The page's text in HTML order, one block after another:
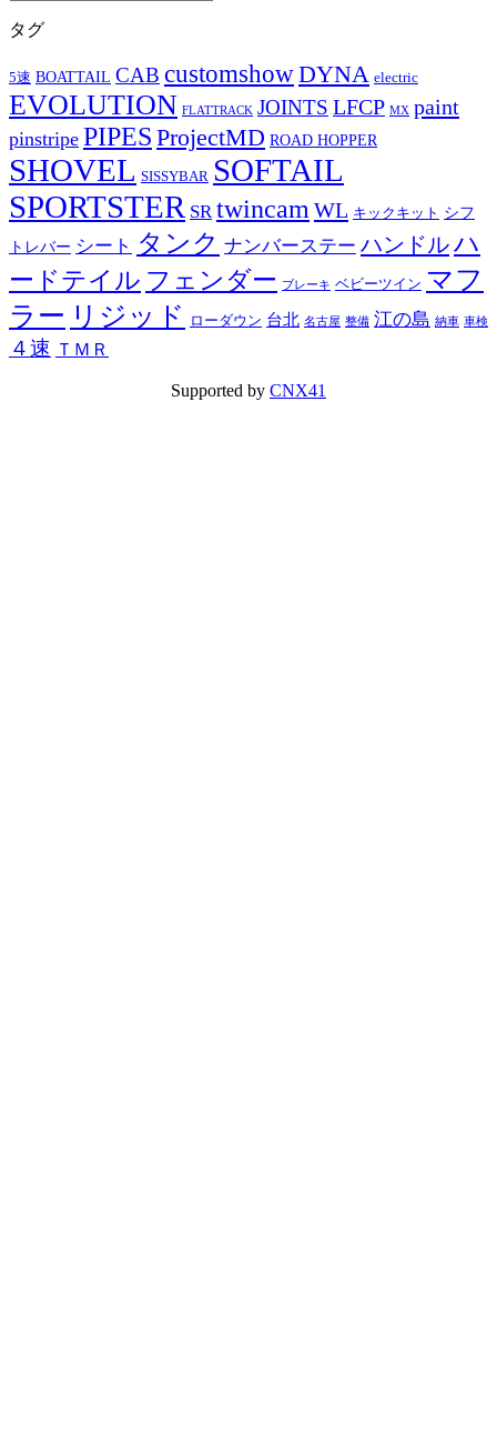
タグ
5速 BOATTAIL CAB customshowDYNA electric
EVOLUTION FLATTRACK JOINTS LFCP MX paint
pinstripe PIPES ProjectMD ROAD HOPPER
SHOVEL SISSYBAR SOFTAIL
SPORTSTER SR twincamWL キックキット シフ
トレバー シート タンク ナンバーステー ハンドルハ
ードテイル フェンダー ブレーキ ベビーツイン マフ
ラー リジッド ローダウン 台北 名古屋 整備 江の島 納車 車検
４速 ＴＭＲ
Supported by CNX41